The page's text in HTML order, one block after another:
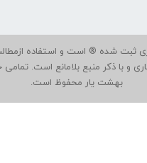
ثبت شده ® است و استفاده
و با ذکر منبع بلامانع است.
بهشت یار محفوظ است.